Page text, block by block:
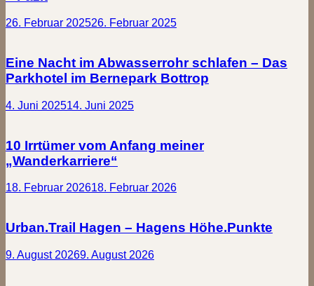
26. Februar 202526. Februar 2025
Eine Nacht im Abwasserrohr schlafen – Das
Parkhotel im Bernepark Bottrop
4. Juni 202514. Juni 2025
10 Irrtümer vom Anfang meiner
„Wanderkarriere“
18. Februar 202618. Februar 2026
Urban.Trail Hagen – Hagens Höhe.Punkte
9. August 20269. August 2026